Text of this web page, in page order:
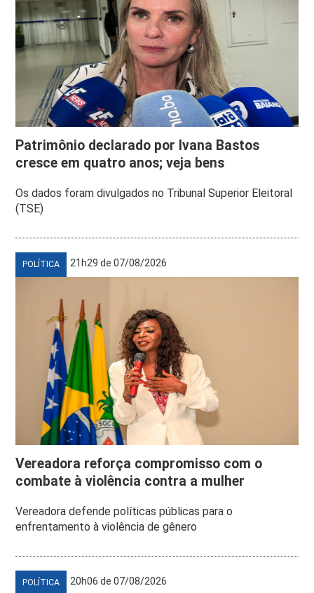
Patrimônio declarado por Ivana Bastos
cresce em quatro anos; veja bens
Os dados foram divulgados no Tribunal Superior Eleitoral
(TSE)
POLÍTICA 21h29 de 07/08/2026
Vereadora reforça compromisso com o
combate à violência contra a mulher
Vereadora defende políticas públicas para o
enfrentamento à violência de gênero
POLÍTICA 20h06 de 07/08/2026